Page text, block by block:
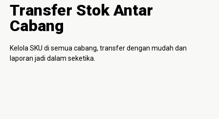
Transfer Stok Antar
Cabang
Kelola SKU di semua cabang, transfer dengan mudah dan
laporan jadi dalam seketika.